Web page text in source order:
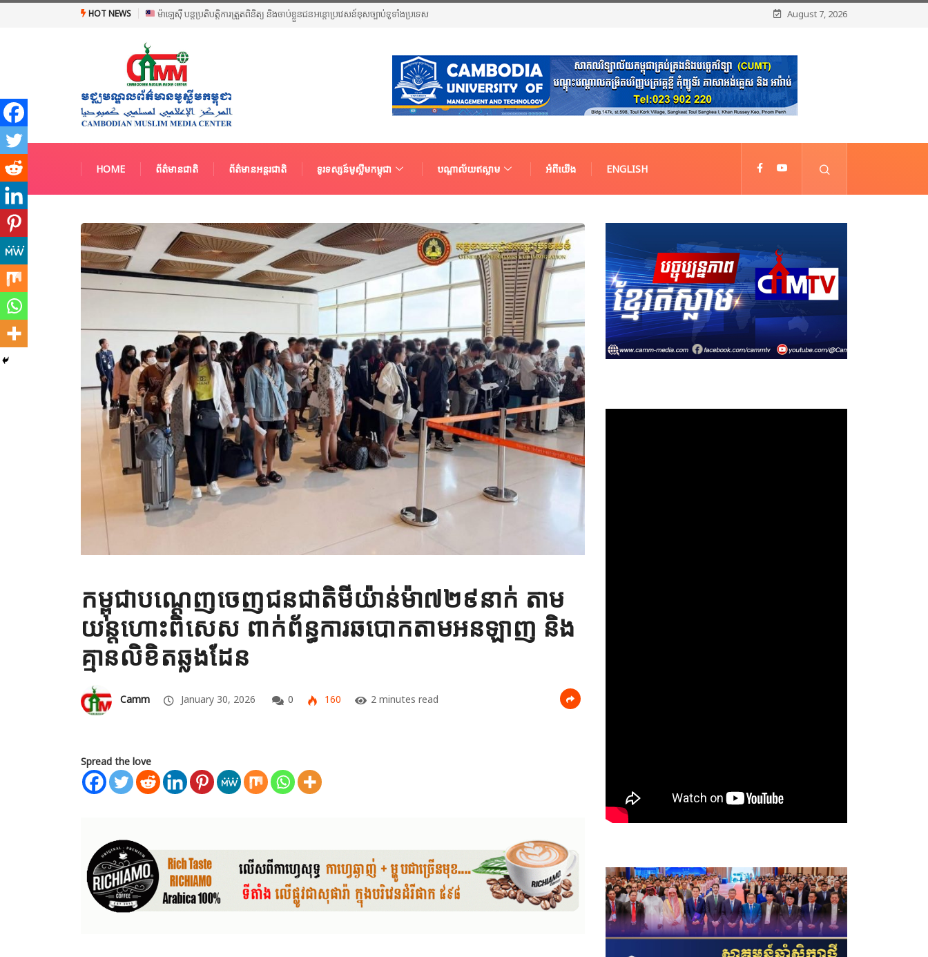
HOT NEWS ម៉ាឡេស៊ី បន្តប្រតិបត្តិការត្រួតពិនិត្យ និងចាប់ខ្លួនជនអន្តោប្រវេសន៍ខុសច្បាប់ទូទាំងប្រទេស August 7, 2026
HOME ព័ត៌មានជាតិ ព័ត៌មានអន្តរជាតិ ទូរទស្សន៍មូស្លីមកម្ពុជា បណ្តាល័យឥស្លាម អំពីយើង ENGLISH
កម្ពុជាបណ្ដេញចេញជនជាតិមីយ៉ាន់ម៉ា៧២៩នាក់ តាម
យន្តហោះពិសេស ពាក់ព័ន្ធការឆបោកតាមអនឡាញ និង
គ្មានលិខិតឆ្លងដែន
Camm January 30, 2026 0 160 2 minutes read
Spread the love